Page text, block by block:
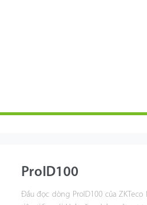
ProID100
Đầu đọc dòng ProID100 của